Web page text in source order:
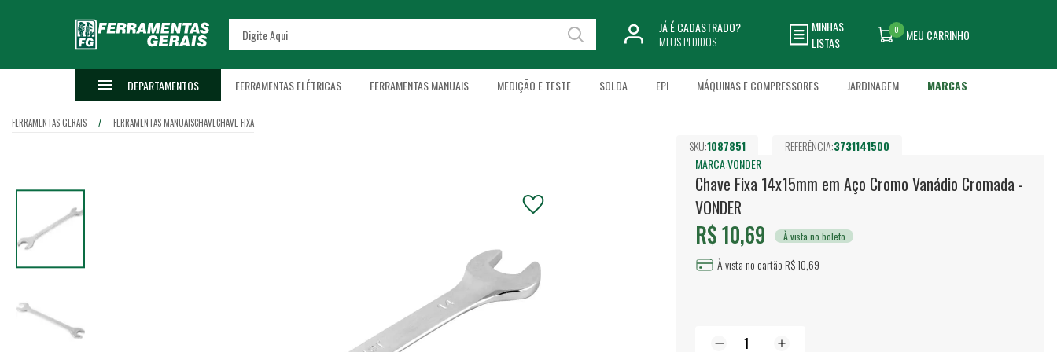
JÁ É CADASTRADO?
MEUS PEDIDOS
MINHAS
LISTAS
MEU CARRINHO
0
DEPARTAMENTOS FERRAMENTAS ELÉTRICAS FERRAMENTAS MANUAIS MEDIÇÃO E TESTE SOLDA EPI MÁQUINAS E COMPRESSORES JARDINAGEM MARCAS
FERRAMENTAS GERAIS FERRAMENTAS MANUAISCHAVECHAVE FIXA
SKU:1087851 REFERÊNCIA:3731141500
MARCA:VONDER
Chave Fixa 14x15mm em Aço Cromo Vanádio Cromada -
VONDER
R$ 10,69 À vista no boleto
À vista no cartão R$ 10,69